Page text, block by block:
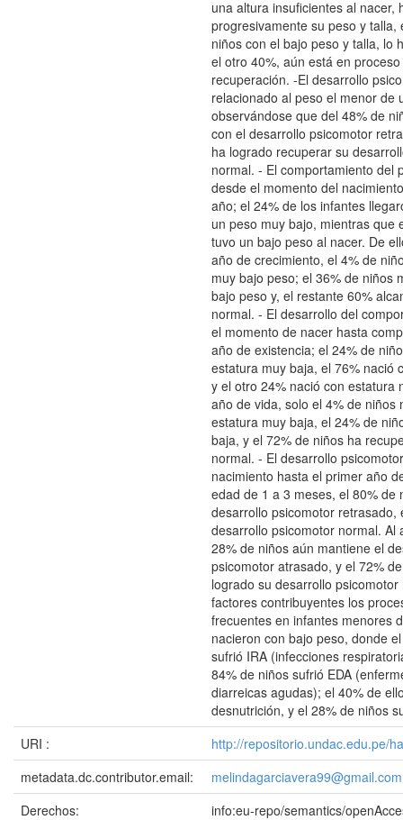
una altura insuficientes al nacer,
progresivamente su peso y talla,
niños con el bajo peso y talla, lo
el otro 40%, aún está en
recuperación. -El desarrollo
relacionado al peso el menor de
observándose que del 48% de
con el desarrollo psicomotor
ha logrado recuperar su
normal. - El comportamiento del
desde el momento del
año; el 24% de los infantes
un peso muy bajo, mientras que
tuvo un bajo peso al nacer. De
año de crecimiento, el 4% de
muy bajo peso; el 36% de niños
bajo peso y, el restante 60%
normal. - El desarrollo del
el momento de nacer hasta
año de existencia; el 24% de
estatura muy baja, el 76% nació
y el otro 24% nació con estatura
año de vida, solo el 4% de niños
estatura muy baja, el 24% de
baja, y el 72% de niños ha
normal. - El desarrollo
nacimiento hasta el primer año
edad de 1 a 3 meses, el 80% de
desarrollo psicomotor retrasado,
desarrollo psicomotor normal. Al
28% de niños aún mantiene el
psicomotor atrasado, y el 72%
logrado su desarrollo
factores contribuyentes los
frecuentes en infantes menores
nacieron con bajo peso, donde
sufrió IRA (infecciones
84% de niños sufrió EDA
diarreicas agudas); el 40% de
desnutrición, y el 28% de niños
URI :
http://repositorio.undac.edu.pe/
metadata.dc.contributor.email:
melindagarciavera99@gmail.com
Derechos:
info:eu-repo/semantics/